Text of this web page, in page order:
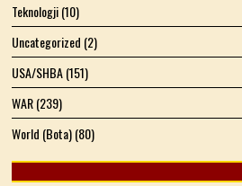
Teknologji(10)
Uncategorized (2)
USA/SHBA(151)
WAR(239)
World (Bota)(80)